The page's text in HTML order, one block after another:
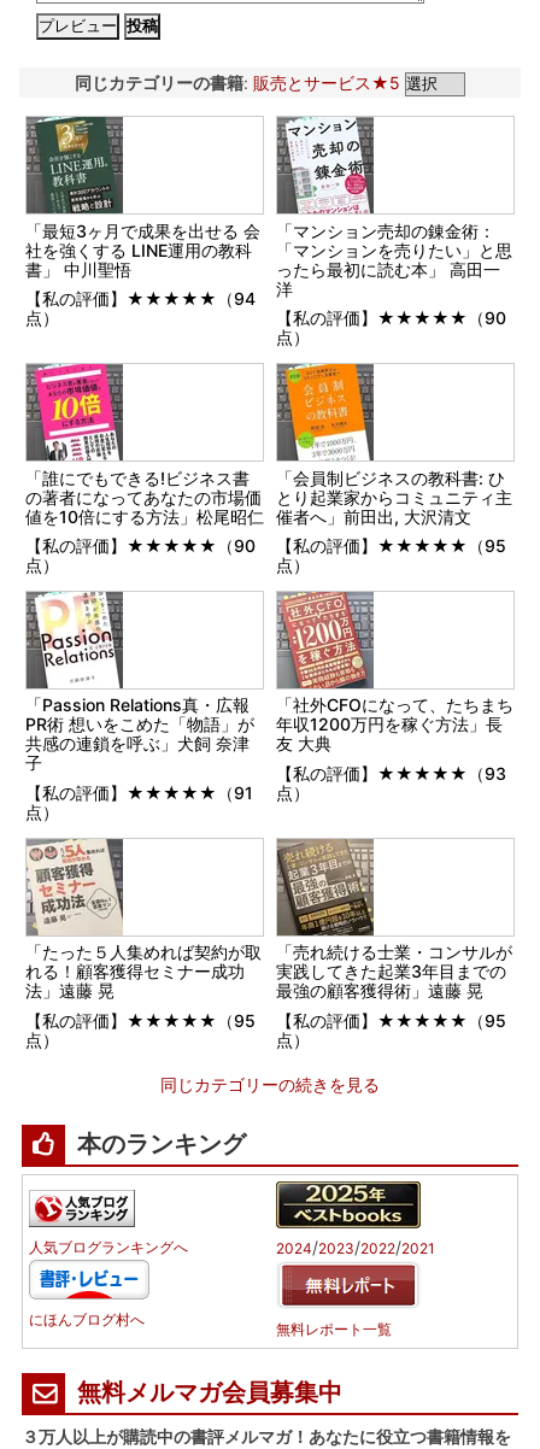
同じカテゴリーの書籍: 販売とサービス★5
「最短3ヶ月で成果を出せる 会
社を強くする LINE運用の教科
書」 中川聖悟
【私の評価】★★★★★（94
点）
「マンション売却の錬金術：
「マンションを売りたい」と思
ったら最初に読む本」 高田一
洋
【私の評価】★★★★★（90
点）
「誰にでもできる!ビジネス書
の著者になってあなたの市場価
値を10倍にする方法」松尾昭仁
【私の評価】★★★★★（90
点）
「会員制ビジネスの教科書: ひ
とり起業家からコミュニティ主
催者へ」前田出, 大沢清文
【私の評価】★★★★★（95
点）
「Passion Relations真・広報
PR術 想いをこめた「物語」が
共感の連鎖を呼ぶ」犬飼 奈津
子
【私の評価】★★★★★（91
点）
「社外CFOになって、たちまち
年収1200万円を稼ぐ方法」長
友 大典
【私の評価】★★★★★（93
点）
「たった５人集めれば契約が取
れる！顧客獲得セミナー成功
法」遠藤 晃
【私の評価】★★★★★（95
点）
「売れ続ける士業・コンサルが
実践してきた起業3年目までの
最強の顧客獲得術」遠藤 晃
【私の評価】★★★★★（95
点）
同じカテゴリーの続きを見る
本のランキング
人気ブログランキングへ
にほんブログ村へ
2024/2023/2022/2021
無料レポート一覧
無料メルマガ会員募集中
３万人以上が購読中の書評メルマガ！あなたに役立つ書籍情報を